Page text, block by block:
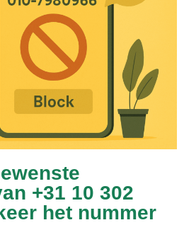
+31 10 302
het nummer